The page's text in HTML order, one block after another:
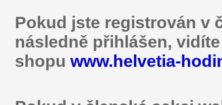
Pokud jste registrován v
následně přihlášen,
shopu www.helvetia-